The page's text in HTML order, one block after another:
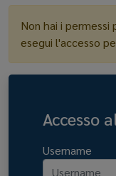
Non hai i
esegui l'accesso
Accesso
Username